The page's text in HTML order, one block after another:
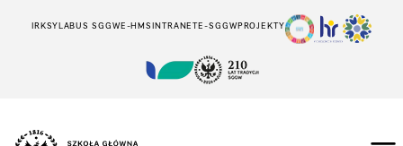
IRKSYLABUS SGGWE-HMSINTRANETE-SGGWPROJEKTY